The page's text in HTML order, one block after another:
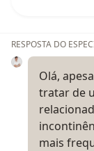
RESPOSTA DO
Olá,
tratar de
mais